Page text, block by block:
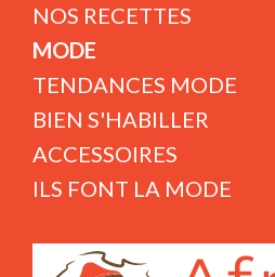
NOS RECETTES
MODE
TENDANCES MODE
BIEN S'HABILLER
ACCESSOIRES
ILS FONT LA MODE